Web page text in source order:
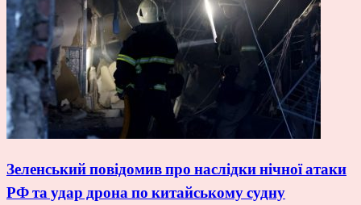
Зеленський повідомив про наслідки нічної атаки
РФ та удар дрона по китайському судну